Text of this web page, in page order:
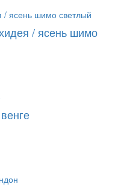
/ ясень шимо